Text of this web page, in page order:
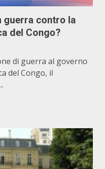
guerra contro la
del Congo?
di guerra al governo
del Congo, il